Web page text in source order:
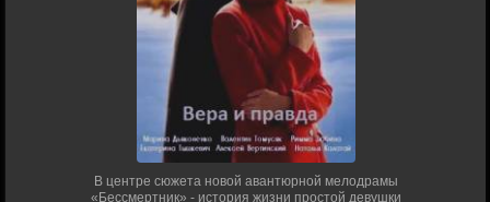
В центре сюжета новой авантюрной мелодрамы
«Бессмертник» - история жизни простой девушки